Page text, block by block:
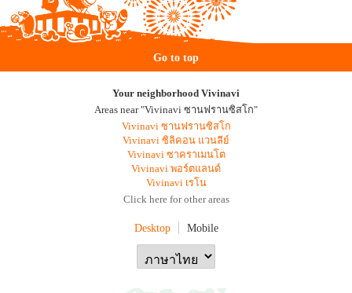
Go to top
Your neighborhood Vivinavi
Areas near "Vivinavi ซานฟรานซิสโก"
Vivinavi ซานฟรานซิสโก
Vivinavi ซิลิคอน แวนลีย์
Vivinavi ซาคราเมนโต
Vivinavi พอร์ตแลนด์
Vivinavi เรโน
Click here for other areas
Desktop Mobile